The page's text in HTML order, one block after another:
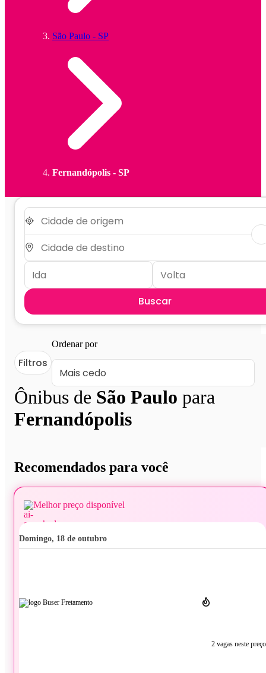
São Paulo - SP
Fernandópolis - SP
Buscar
Ônibus de São Paulo para
Fernandópolis
Filtros
Ordenar por
Recomendados para você
Melhor preço disponível
domingo, 18 de outubro
2 vagas neste preço